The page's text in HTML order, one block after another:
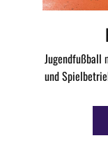
Jugendfußball
und